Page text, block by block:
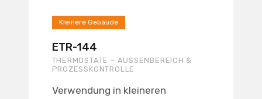
Kleinere Gebäude
ETR-144
THERMOSTATE – AUSSENBEREICH & P
ROZESSKONTROLLE
Verwendung in kleineren